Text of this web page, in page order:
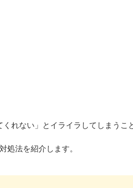
れない」とイライラしてしまうこ
処法を紹介します。